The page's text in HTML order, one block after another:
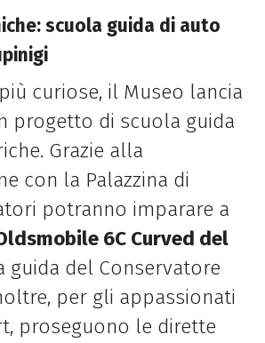
scuola guida di auto
curiose, il Museo lancia
progetto di scuola guida
Grazie alla
con la Palazzina di
potranno imparare a
6C Curved del
guida del Conservatore
per gli appassionati
proseguono le dirette